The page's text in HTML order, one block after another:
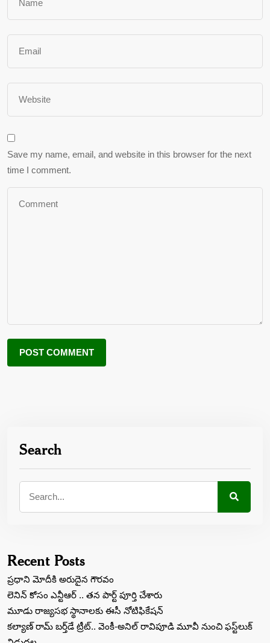
Save my name, email, and website in this browser for the next
time I comment.
Search
Recent Posts
ప్రధాని మోదీకి అరుదైన గౌరవం
లెనిన్‌ కోసం ఎన్టీఆర్‌ .. తన పార్ట్‌ పూర్తి చేశారు
మూడు రాజ్యసభ స్థానాలకు ఈసీ నోటిఫికేషన్
కల్యాణ్ రామ్ బ‌ర్త్‌డే ట్రీట్‌.. వెంకీ-అనిల్ రావిపూడి మూవీ నుంచి ఫస్ట్‌లుక్